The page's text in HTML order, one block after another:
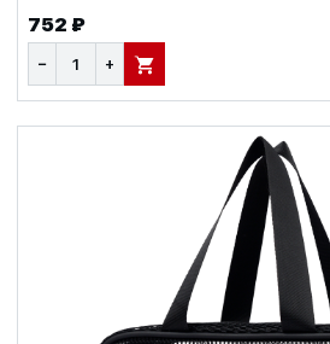
752 ₽
− + В КОРЗИНУ